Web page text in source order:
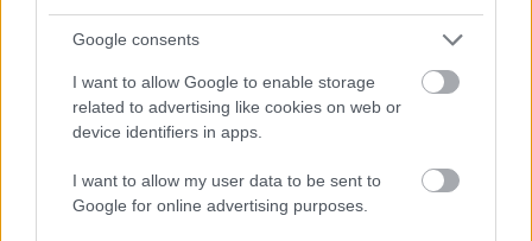
Google consents
I want to allow Google to enable storage
related to advertising like cookies on web or
device identifiers in apps.
I want to allow my user data to be sent to
Google for online advertising purposes.
Sok szülő félreérti a félévi
bizonyítványt, ezért!